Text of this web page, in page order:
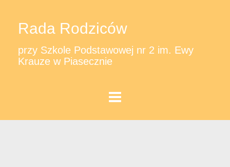
Rada Rodziców
przy Szkole Podstawowej nr 2 im. Ewy
Krauze w Piasecznie